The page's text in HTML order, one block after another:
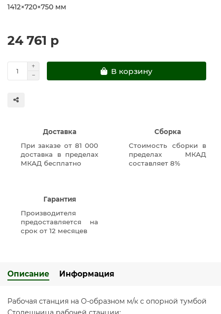
1412×720×750 мм
24 761 р
В корзину
Доставка
При заказе от 81 000
доставка в пределах
МКАД бесплатно
Сборка
Стоимость сборки в
пределах МКАД
составляет 8%
Гарантия
Производителя
предоставляется на
срок от 12 месяцев
Описание Информация
Рабочая станция на О-образном м/к с опорной тумбой